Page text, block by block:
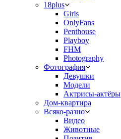
18plus
Girls
OnlyFans
Penthouse
Playboy
FHM
Photography
Фотография
Девушки
Модели
Актрисы-актёры
Дом-квартира
Всяко-разно
Видео
Животные